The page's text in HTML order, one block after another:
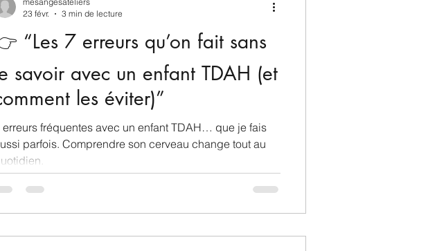
“Les 7 erreurs qu’on fait sans
savoir avec un enfant TDAH (et
les éviter)”
erreurs fréquentes avec un enfant TDAH… que je fais
parfois. Comprendre son cerveau change tout au
23 févr.
3 min de lecture